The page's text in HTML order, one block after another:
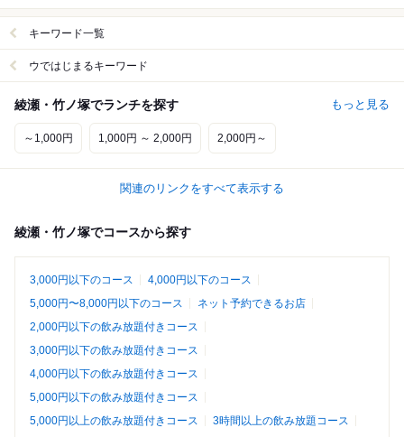
キーワード一覧
ウではじまるキーワード
綾瀬・竹ノ塚でランチを探す もっと見る
～1,000円 1,000円 ～ 2,000円 2,000円～
関連のリンクをすべて表示する
綾瀬・竹ノ塚でコースから探す
3,000円以下のコース
4,000円以下のコース
5,000円〜8,000円以下のコース
ネット予約できるお店
2,000円以下の飲み放題付きコース
3,000円以下の飲み放題付きコース
4,000円以下の飲み放題付きコース
5,000円以下の飲み放題付きコース
5,000円以上の飲み放題付きコース
3時間以上の飲み放題コース